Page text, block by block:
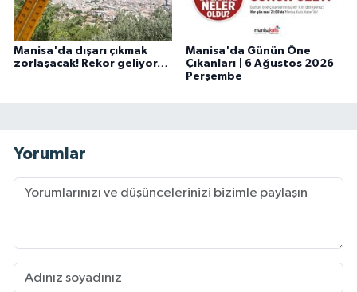
Manisa'da dışarı çıkmak
zorlaşacak! Rekor geliyor…
Manisa'da Günün Öne
Çıkanları | 6 Ağustos 2026
Perşembe
Yorumlar